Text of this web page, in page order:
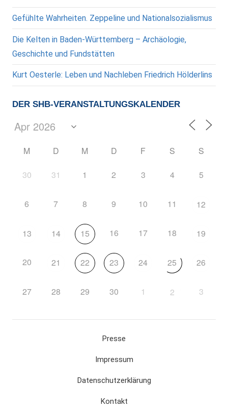
Gefühlte Wahrheiten. Zeppeline und Nationalsozialismus
Die Kelten in Baden-Württemberg – Archäologie,
Geschichte und Fundstätten
Kurt Oesterle: Leben und Nachleben Friedrich Hölderlins
DER SHB-VERANSTALTUNGSKALENDER
M D M D F S S
30 31 1 2 3 4 5
6 7 8 9 10 11 12
13 14 15 16 17 18 19
20 21 22 23 24 25 26
27 28 29 30 1 2 3
Presse
Impressum
Datenschutzerklärung
Kontakt